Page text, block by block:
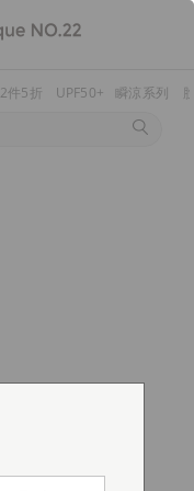
2件5折 UPF50+ 瞬涼系列